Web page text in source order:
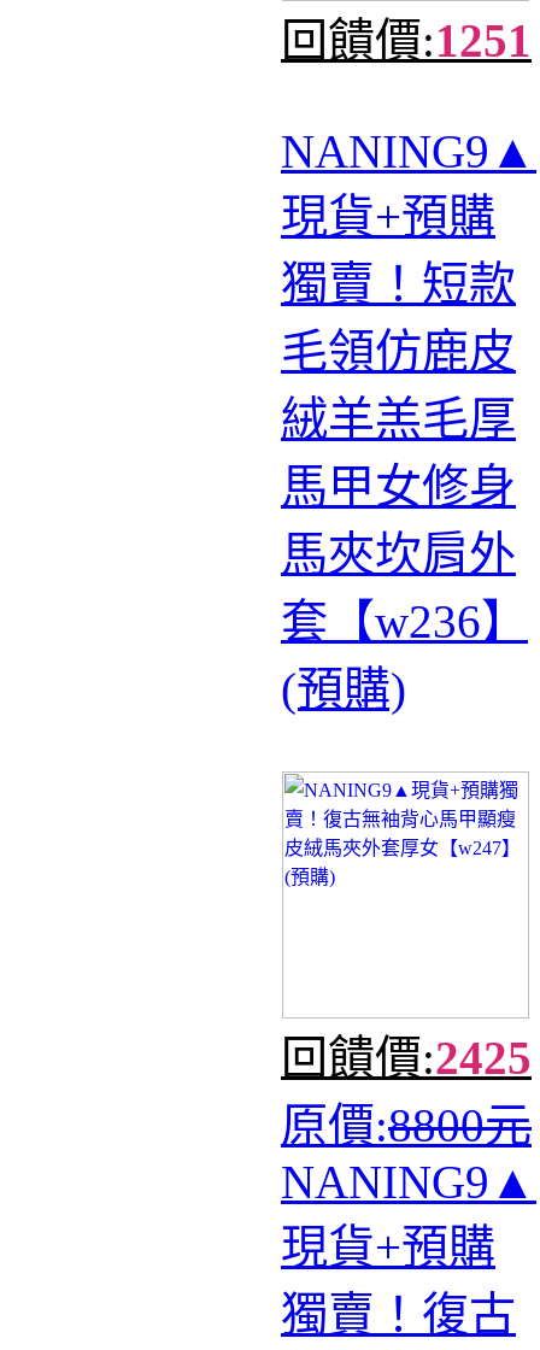
回饋價:1251
NANING9▲
現貨+預購
獨賣！短款
毛領仿鹿皮
絨羊羔毛厚
馬甲女修身
馬夾坎肩外
套【w236】
(預購)
回饋價:2425
原價:8800元
NANING9▲
現貨+預購
獨賣！復古